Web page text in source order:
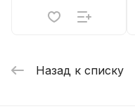
Назад к списку